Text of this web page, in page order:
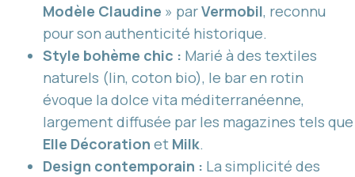
Modèle Claudine » parVermobil, reconnu
pour son authenticité historique.
Style bohème chic : Marié à des textiles
naturels (lin, coton bio), le bar en rotin
évoque la dolce vita méditerranéenne,
largement diffusée par les magazines tels que
Elle Décoration et Milk.
Design contemporain : La simplicité des